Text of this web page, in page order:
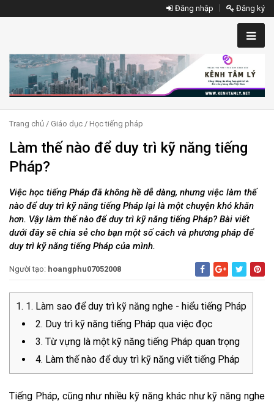
Đăng nhập Đăng ký
Trang chủ / Giáo dục / Học tiếng pháp
Làm thế nào để duy trì kỹ năng tiếng
Pháp?
Việc học tiếng Pháp đã không hề dễ dàng, nhưng việc làm thế
nào để duy trì kỹ năng tiếng Pháp lại là một chuyện khó khăn
hơn. Vậy làm thế nào để duy trì kỹ năng tiếng Pháp? Bài viết
dưới đây sẽ chia sẻ cho bạn một số cách và phương pháp để
duy trì kỹ năng tiếng Pháp của mình.
Người tạo: hoangphu07052008
1. Làm sao để duy trì kỹ năng nghe - hiểu tiếng Pháp
2. Duy trì kỹ năng tiếng Pháp qua việc đọc
3. Từ vựng là một kỹ năng tiếng Pháp quan trọng
4. Làm thế nào để duy trì kỹ năng viết tiếng Pháp
Tiếng Pháp, cũng như nhiều kỹ năng khác như kỹ năng nghe